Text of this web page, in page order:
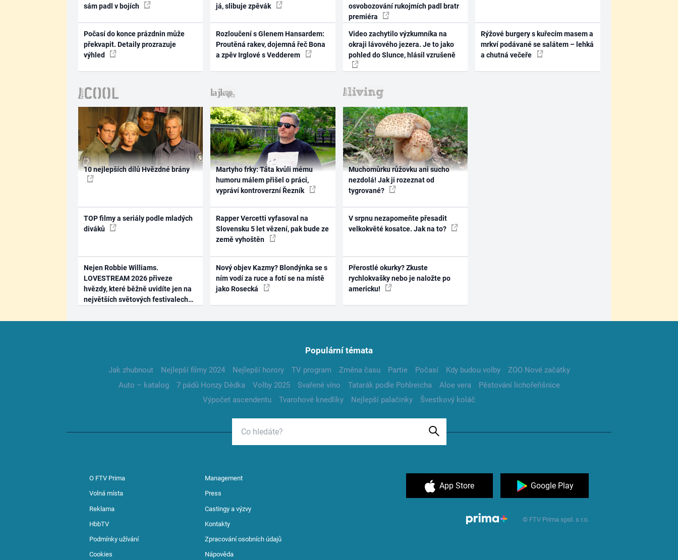
sám padl v bojích
Počasí do konce prázdnin může
překvapit. Detaily prozrazuje
výhled
já, slibuje zpěvák
Rozloučení s Glenem Hansardem:
Proutěná rakev, dojemná řeč Bona
a zpěv Irglové s Vedderem
osvobozování rukojmích padl bratr
premiéra
Video zachytilo výzkumníka na
okraji lávového jezera. Je to jako
pohled do Slunce, hlásil vzrušeně
Rýžové burgery s kuřecím masem a
mrkví podávané se salátem – lehká
a chutná večeře
10 nejlepších dílů Hvězdné brány
TOP filmy a seriály podle mladých
diváků
Nejen Robbie Williams.
LOVESTREAM 2026 přiveze
hvězdy, které běžně uvidíte jen na
největších světových festivalech
Martyho frky: Táta kvůli mému
humoru málem přišel o práci,
vypráví kontroverzní Řezník
Rapper Vercetti vyfasoval na
Slovensku 5 let vězení, pak bude ze
země vyhoštěn
Nový objev Kazmy? Blondýnka se s
ním vodí za ruce a fotí se na místě
jako Rosecká
Muchomůrku růžovku ani sucho
nezdolá! Jak ji rozeznat od
tygrované?
V srpnu nezapomeňte přesadit
velkokvěté kosatce. Jak na to?
Přerostlé okurky? Zkuste
rychlokvašky nebo je naložte po
americku!
Populární témata
Jak zhubnout Nejlepší filmy 2024 Nejlepší horory TV program Změna času Partie Počasí Kdy budou volby
ZOO Nové začátky
Auto – katalog
7 pádů Honzy Dědka Volby 2025 Svařené víno Tatarák podle Pohlreicha Aloe vera
Pěstování lichořeřišnice
Výpočet ascendentu
Tvarohové knedlíky Nejlepší palačinky Švestkový koláč
O FTV Prima Management
Volná místa Press
Reklama Castingy a výzvy
HbbTV Kontakty
Podmínky užívání Zpracování osobních údajů
Cookies Nápověda
App Store Google Play
© FTV Prima spol. s r.o.